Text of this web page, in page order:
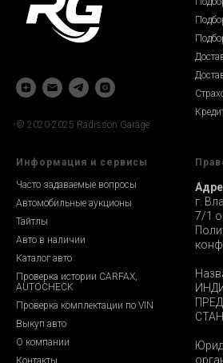
© 2020-2025 Radisson Garage
Информация и сервисы
Часто задаваемые вопросы
Автомобильные аукционы
Тайтлы
Авто в наличии
Каталог авто
Проверка истории CARFAX,
AUTOCHECK
Проверка комплектации по VIN
Выкуп авто
О компании
Контакты
г.
7/1